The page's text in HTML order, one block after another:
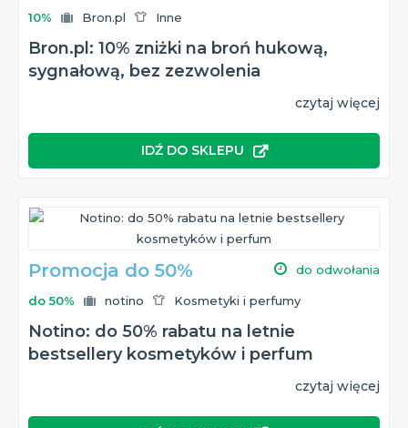
10% Bron.pl Inne
Bron.pl: 10% zniżki na broń hukową,
sygnałową, bez zezwolenia
czytaj więcej
IDŹ DO SKLEPU
Promocja do 50% do odwołania
do 50% notino Kosmetyki i perfumy
Notino: do 50% rabatu na letnie
bestsellery kosmetyków i perfum
czytaj więcej